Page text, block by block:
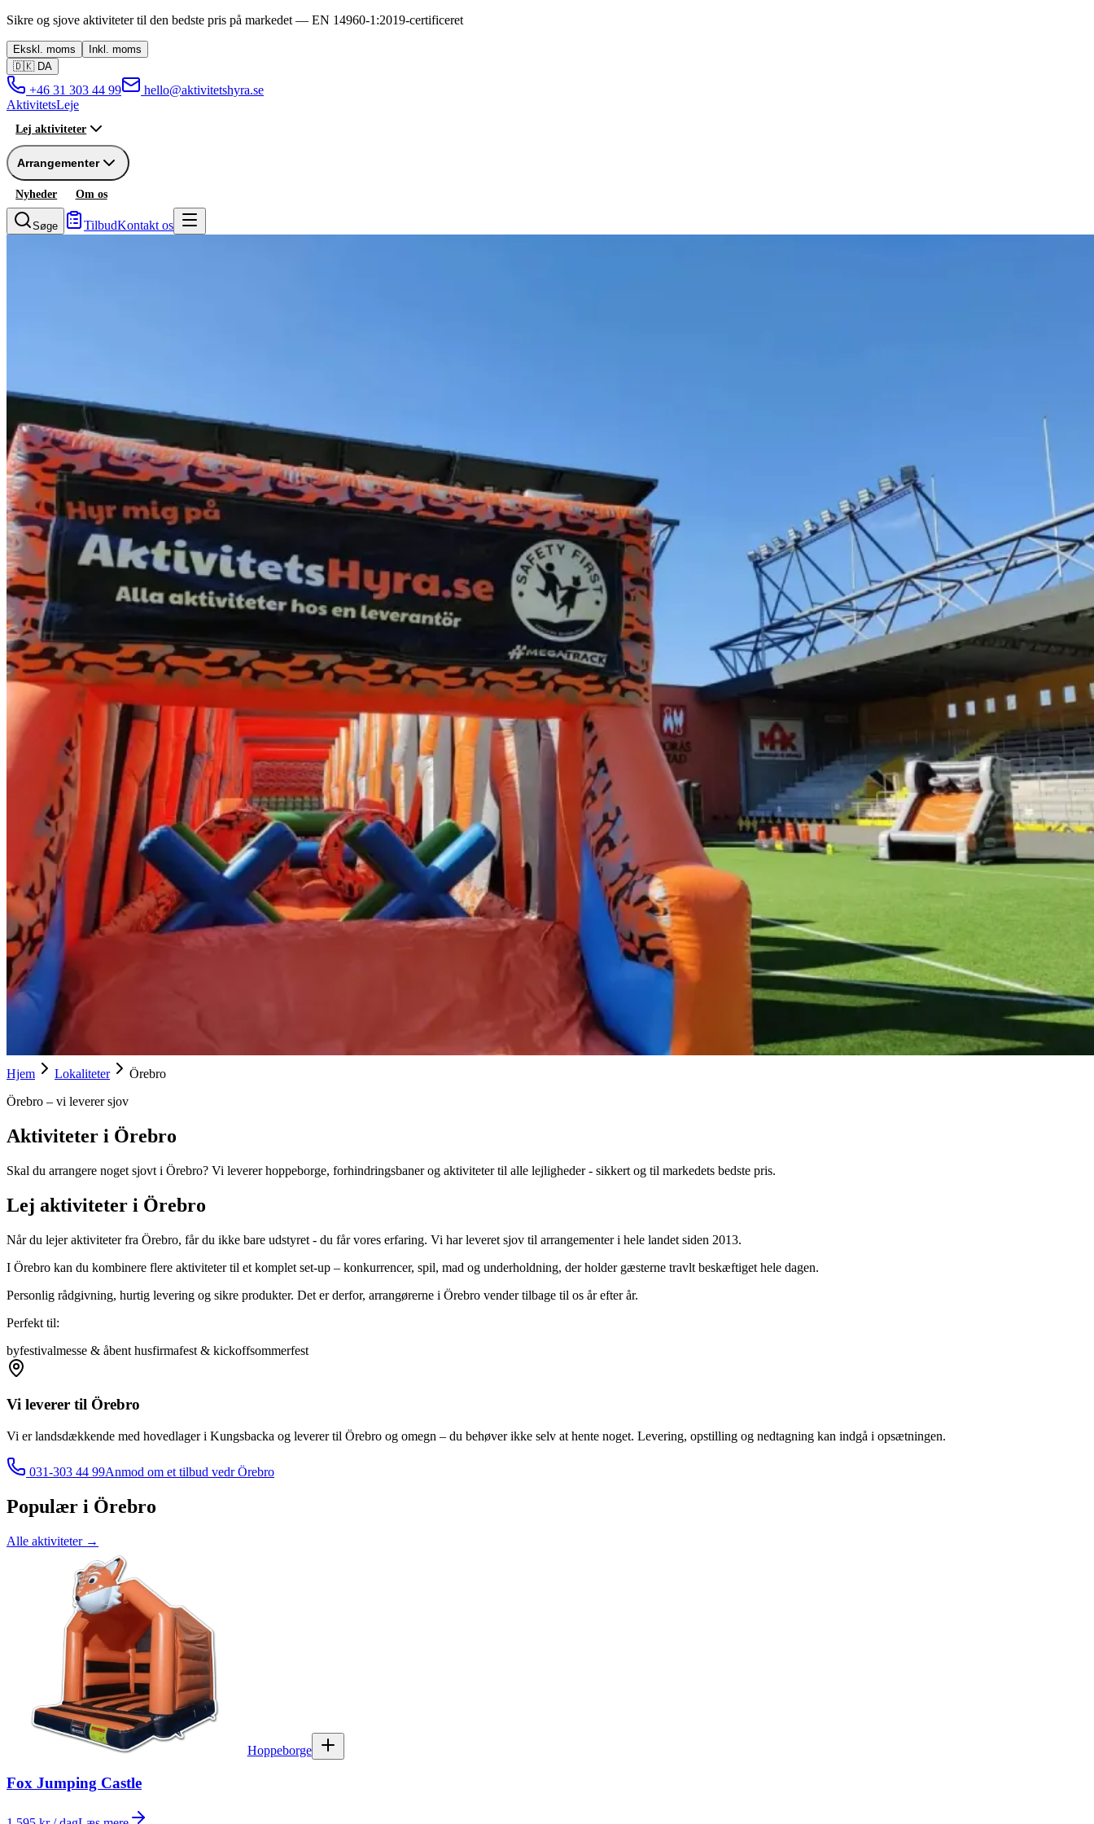
Sikre og sjove aktiviteter til den bedste pris på markedet — EN 14960-1:2019-certificeret
Ekskl. moms Inkl. moms
🇩🇰 DA
+46 31 303 44 99
hello@aktivitetshyra.se
AktivitetsLeje
Lej aktiviteter
Arrangementer
Nyheder Om os
Søge TilbudKontakt os
Hjem Lokaliteter
Örebro
Örebro – vi leverer sjov
Aktiviteter i Örebro
Skal du arrangere noget sjovt i Örebro? Vi leverer hoppeborge, forhindringsbaner og aktiviteter til alle lejligheder - sikkert og til markedets bedste pris.
Lej aktiviteter i Örebro
Når du lejer aktiviteter fra Örebro, får du ikke bare udstyret - du får vores erfaring. Vi har leveret sjov til arrangementer i hele landet siden 2013.
I Örebro kan du kombinere flere aktiviteter til et komplet set-up – konkurrencer, spil, mad og underholdning, der holder gæsterne travlt beskæftiget hele dagen.
Personlig rådgivning, hurtig levering og sikre produkter. Det er derfor, arrangørerne i Örebro vender tilbage til os år efter år.
Perfekt til:
byfestivalmesse & åbent husfirmafest & kickoffsommerfest
Vi leverer til Örebro
Vi er landsdækkende med hovedlager i Kungsbacka og leverer til Örebro og omegn – du behøver ikke selv at hente noget. Levering, opstilling og nedtagning kan indgå i opsætningen.
031-303 44 99Anmod om et tilbud vedr Örebro
Populær i Örebro
Alle aktiviteter→
Hoppeborge
Fox Jumping Castle